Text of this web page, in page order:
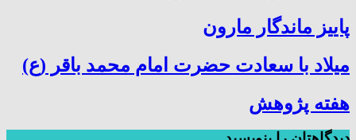
پاییز ماندگار مارون
میلاد با سعادت حضرت امام محمد باقر (ع)
هفته پژوهش